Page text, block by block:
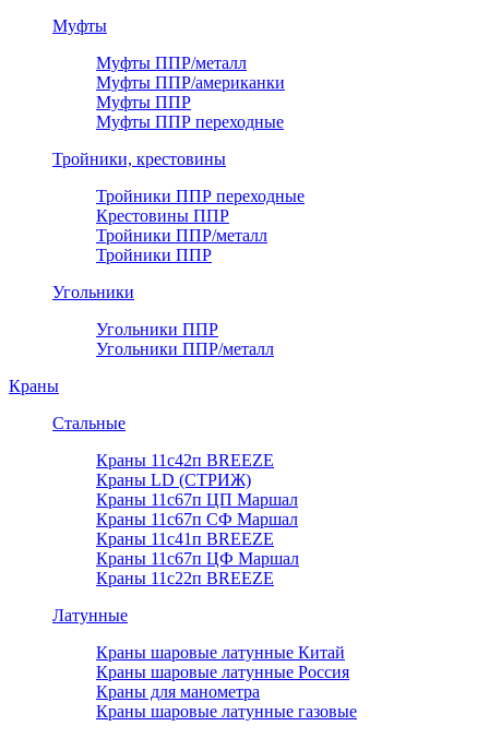
Муфты
Муфты ППР/металл
Муфты ППР/американки
Муфты ППР
Муфты ППР переходные
Тройники, крестовины
Тройники ППР переходные
Крестовины ППР
Тройники ППР/металл
Тройники ППР
Угольники
Угольники ППР
Угольники ППР/металл
Краны
Стальные
Краны 11с42п BREEZE
Краны LD (СТРИЖ)
Краны 11с67п ЦП Маршал
Краны 11с67п СФ Маршал
Краны 11с41п BREEZE
Краны 11с67п ЦФ Маршал
Краны 11с22п BREEZE
Латунные
Краны шаровые латунные Китай
Краны шаровые латунные Россия
Краны для манометра
Краны шаровые латунные газовые